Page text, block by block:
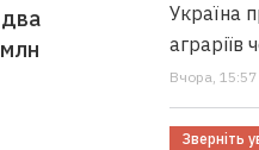
Україна
аграріїв
Вчора,
Зверніть